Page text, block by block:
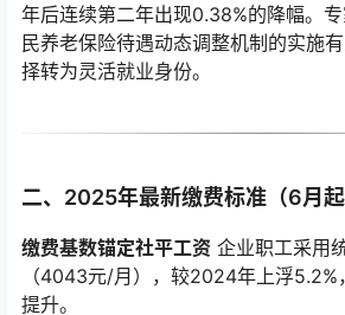
年后连续第二年出现0.38%的降幅。
民养老保险待遇动态调整机制的实施
择转为灵活就业身份。
二、2025年最新缴费标准（6月起
缴费基数锚定社平工资 企业职工采用
（4043元/月），较2024年上浮
提升。